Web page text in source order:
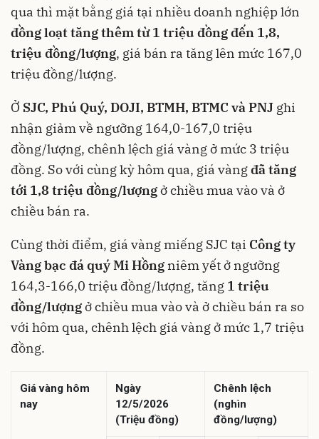
qua thì mặt bằng giá tại nhiều doanh nghiệp lớn
đồng loạt tăng thêm từ 1 triệu đồng đến 1,8,
triệu đồng/lượng, giá bán ra tăng lên mức 167,0
triệu đồng/lượng.
Ở SJC, Phú Quý, DOJI, BTMH, BTMC và PNJ ghi
nhận giảm về ngưỡng 164,0-167,0 triệu
đồng/lượng, chênh lệch giá vàng ở mức 3 triệu
đồng. So với cùng kỳ hôm qua, giá vàngđã tăng
tới 1,8 triệu đồng/lượngở chiều mua vào và ở
chiều bán ra.
Cùng thời điểm, giá vàng miếng SJC tại Công ty
Vàng bạc đá quý Mi Hồng niêm yết ở ngưỡng
164,3-166,0 triệu đồng/lượng, tăng 1 triệu
đồng/lượngở chiều mua vào và ở chiều bán ra so
với hôm qua, chênh lệch giá vàng ở mức 1,7 triệu
đồng.
Giá vàng hôm
nay
Ngày
12/5/2026
(Triệu đồng)
Chênh lệch
(nghìn
đồng/lượng)